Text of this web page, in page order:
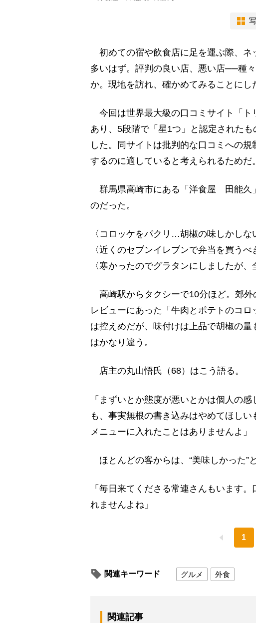
初めての宿や飲食店に足を運ぶ際、ネ
多いはず。評判の良い店、悪い店──種
か。現地を訪れ、確かめてみることにし
今回は世界最大級の口コミサイト「ト
あり、5段階で「星1つ」と認定された
した。同サイトは批判的な口コミへの
するのに適していると考えられるためだ。
群馬県高崎市にある「洋食屋 田能久
のだった。
〈コロッケをパクリ…胡椒の味しかしな
〈近くのセブンイレブンで弁当を買うべ
〈寒かったのでグラタンにしましたが、
高崎駅からタクシーで10分ほど。郊外
レビューにあった「牛肉とポテトのコ
は控えめだが、味付けは上品で胡椒の
はかなり違う。
店主の丸山悟氏（68）はこう語る。
「まずいとか態度が悪いとかは個人の
も、事実無根の書き込みはやめてほしい
メニューに入れたことはありませんよ」
ほとんどの客からは、“美味しかった”
「毎日来てくださる常連さんもいます
れませんよね」
1
関連キーワード グルメ 外食
関連記事